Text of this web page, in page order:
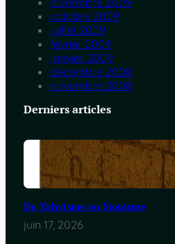
octobre 2009
juillet 2009
février 2009
janvier 2009
décembre 2008
novembre 2008
Derniers articles
Du Yahvisme au Sionisme
juin 17, 2026